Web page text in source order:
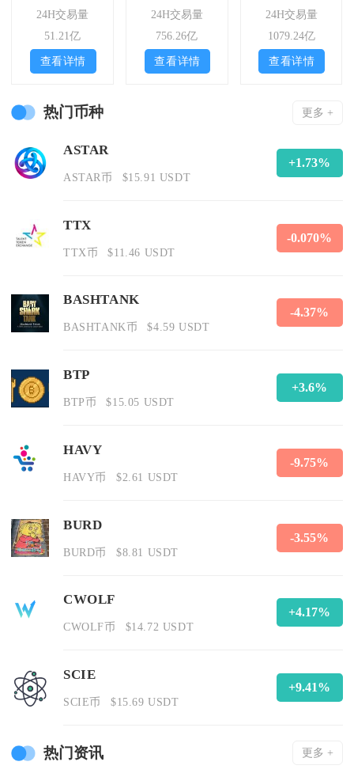
24H交易量
51.21亿
查看详情
24H交易量
756.26亿
查看详情
24H交易量
1079.24亿
查看详情
热门币种 更多 +
ASTAR
ASTAR币 $15.91 USDT
+1.73%
TTX
TTX币 $11.46 USDT
-0.070%
BASHTANK
BASHTANK币 $4.59 USDT
-4.37%
BTP
BTP币 $15.05 USDT
+3.6%
HAVY
HAVY币 $2.61 USDT
-9.75%
BURD
BURD币 $8.81 USDT
-3.55%
CWOLF
CWOLF币 $14.72 USDT
+4.17%
SCIE
SCIE币 $15.69 USDT
+9.41%
热门资讯 更多 +